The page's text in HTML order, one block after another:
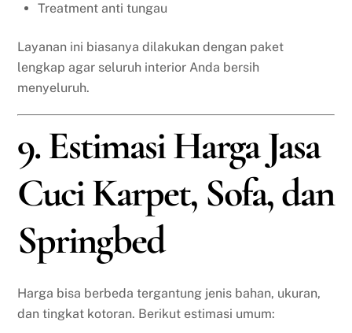
Treatment anti tungau
Layanan ini biasanya dilakukan dengan paket
lengkap agar seluruh interior Anda bersih
menyeluruh.
9. Estimasi Harga Jasa
Cuci Karpet, Sofa, dan
Springbed
Harga bisa berbeda tergantung jenis bahan, ukuran,
dan tingkat kotoran. Berikut estimasi umum: